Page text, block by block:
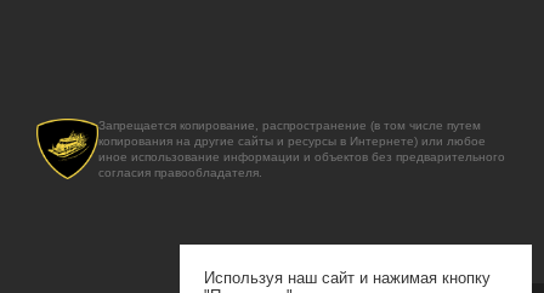
Запрещается копирование, распространение (в том числе путем
копирования на другие сайты и ресурсы в Интернете) или любое
иное использование информации и объектов без предварительного
согласия правообладателя.
Используя наш сайт и нажимая кнопку